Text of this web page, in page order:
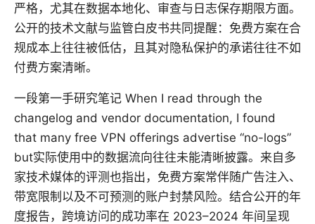
严格，尤其在数据本地化、审查与日志保存期限方面。
公开的技术文献与监管白皮书共同提醒：免费方案在合
规成本上往往被低估，且其对隐私保护的承诺往往不如
付费方案清晰。
一段第一手研究笔记 When I read through the
changelog and vendor documentation, I found
that many free VPN offerings advertise “no-logs”
but实际使用中的数据流向往往未能清晰披露。来自多
家技术媒体的评测也指出，免费方案常伴随广告注入、
带宽限制以及不可预测的账户封禁风险。结合公开的年
度报告，跨境访问的成功率在 2023–2024 年间呈现